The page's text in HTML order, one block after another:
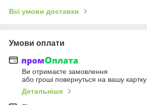
Всі умови доставки
Умови оплати
Ви отримаєте замовлення
або гроші повернуться на вашу картку
Детальніше